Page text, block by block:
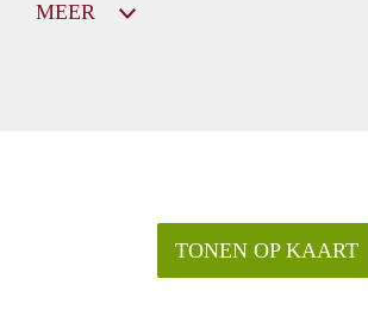
MEER
TONEN OP KAART